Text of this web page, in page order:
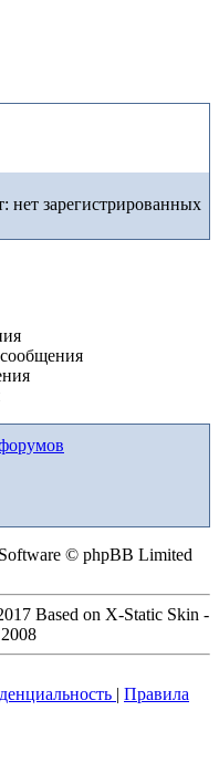
нет зарегистрированных
© phpBB Limited
Based on X-Static Skin -
2008
| Правила